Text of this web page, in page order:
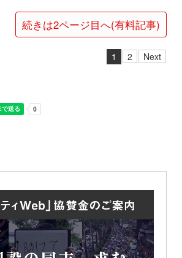
続きは2ページ目へ(有料記事)
1 2 Next